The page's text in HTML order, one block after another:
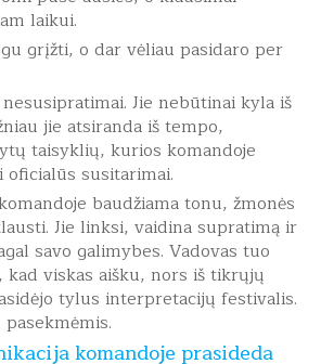
laikui.
grįžti, o dar vėliau pasidaro per
Jie nebūtinai kyla iš
jie atsiranda iš tempo,
taisyklių, kurios komandoje
susitarimai.
baudžiama tonu, žmonės
Jie linksi, vaidina supratimą ir
savo galimybes. Vadovas tuo
viskas aišku, nors iš tikrųjų
tylus interpretacijų festivalis.
komandoje prasideda